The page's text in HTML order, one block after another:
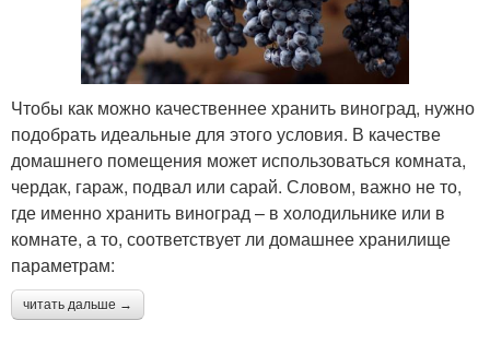
Чтобы как можно качественнее хранить виноград, нужно
подобрать идеальные для этого условия. В качестве
домашнего помещения может использоваться комната,
чердак, гараж, подвал или сарай. Словом, важно не то,
где именно хранить виноград – в холодильнике или в
комнате, а то, соответствует ли домашнее хранилище
параметрам:
читать дальше →